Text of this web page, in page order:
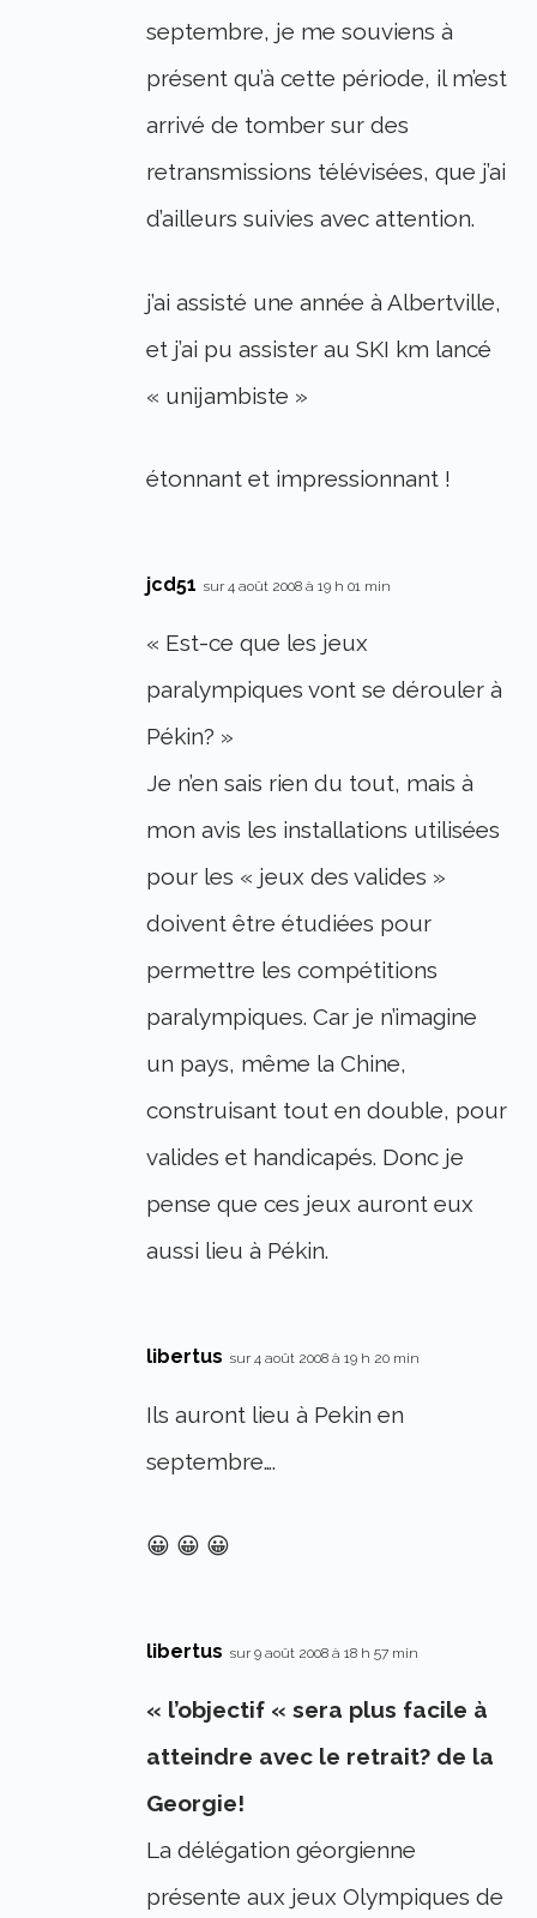
septembre, je me souviens à
présent qu’à cette période, il m’est
arrivé de tomber sur des
retransmissions télévisées, que j’ai
d’ailleurs suivies avec attention.
j’ai assisté une année à Albertville,
et j’ai pu assister au SKI km lancé
« unijambiste »
étonnant et impressionnant !
jcd51 sur 4 août 2008 à 19 h 01 min
« Est-ce que les jeux
paralympiques vont se dérouler à
Pékin? »
Je n’en sais rien du tout, mais à
mon avis les installations utilisées
pour les « jeux des valides »
doivent être étudiées pour
permettre les compétitions
paralympiques. Car je n’imagine
un pays, même la Chine,
construisant tout en double, pour
valides et handicapés. Donc je
pense que ces jeux auront eux
aussi lieu à Pékin.
libertus sur 4 août 2008 à 19 h 20 min
Ils auront lieu à Pekin en
septembre….
😀 😀 😀
libertus sur 9 août 2008 à 18 h 57 min
« l’objectif « sera plus facile à
atteindre avec le retrait? de la
Georgie!
La délégation géorgienne
présente aux jeux Olympiques de